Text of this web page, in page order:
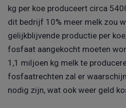
kg per koe produceert circa
dit bedrijf 10% meer melk zou
gelijkblijvende productie per
fosfaat aangekocht moeten
1,1 miljoen kg melk te
fosfaatrechten zal er
nodig zijn, wat ook weer geld